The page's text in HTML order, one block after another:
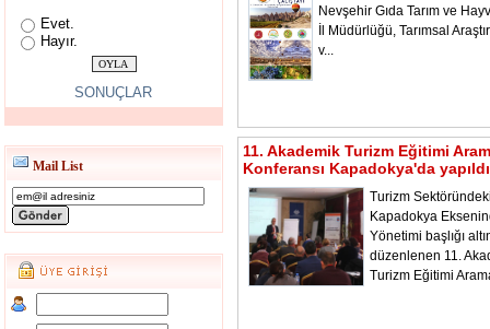
Evet.
Hayır.
SONUÇLAR
Mail List
Nevşehir Gıda Tarım ve
İl Müdürlüğü, Tarımsal
v...
11. Akademik Turizm Eğitimi
Konferansı Kapadokya'da yapıldı
Turizm
Kapadokya
Yönetimi başlığı
düzenlenen 11.
Turizm Eğitimi